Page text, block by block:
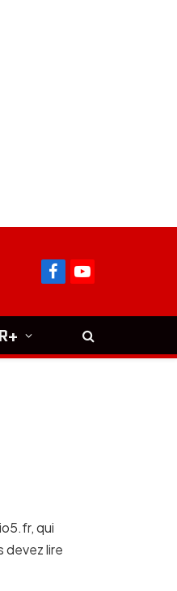
FacebookYouTube
qui
devez lire